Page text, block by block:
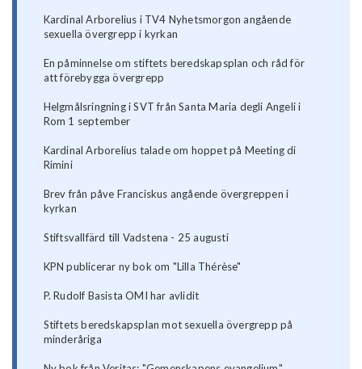
Kardinal Arborelius i TV4 Nyhetsmorgon angående
sexuella övergrepp i kyrkan
En påminnelse om stiftets beredskapsplan och råd för
att förebygga övergrepp
Helgmålsringning i SVT från Santa Maria degli Angeli i
Rom 1 september
Kardinal Arborelius talade om hoppet på Meeting di
Rimini
Brev från påve Franciskus angående övergreppen i
kyrkan
Stiftsvallfärd till Vadstena - 25 augusti
KPN publicerar ny bok om "Lilla Thérèse"
P. Rudolf Basista OMI har avlidit
Stiftets beredskapsplan mot sexuella övergrepp på
minderåriga